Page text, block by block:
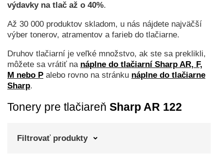
výdavky na tlač až o 40%.
Až 30 000 produktov skladom, u nás nájdete najväčší
výber tonerov, atramentov a farieb do tlačiarne.
Druhov tlačiarní je veľké množstvo, ak ste sa preklikli,
môžete sa vrátiť na náplne do tlačiarní Sharp AR, F,
M nebo P alebo rovno na stránku náplne do tlačiarne
Sharp.
Tonery pre tlačiareň Sharp AR 122
Filtrovať produkty